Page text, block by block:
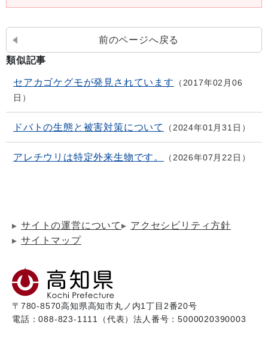
前のページへ戻る
類似記事
セアカゴケグモが発見されています
2017年02月06
日
ドバトの生態と被害対策について 2024年01月31日
アレチウリは特定外来生物です。 2026年07月22日
サイトの運営について
アクセシビリティ方針
サイトマップ
〒780-8570高知県高知市丸ノ内1丁目2番20号
電話：088-823-1111（代表）法人番号：5000020390003